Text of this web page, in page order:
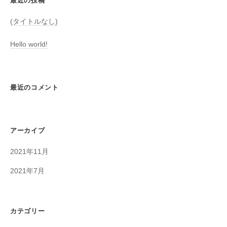
(タイトルなし)
Hello world!
最近のコメント
アーカイブ
2021年11月
2021年7月
カテゴリー